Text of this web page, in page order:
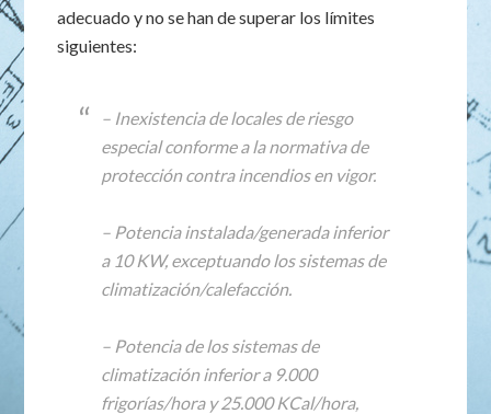
adecuado y no se han de superar los límites
siguientes:
– Inexistencia de locales de riesgo
especial conforme a la normativa de
protección contra incendios en vigor.
– Potencia instalada/generada inferior
a 10 KW, exceptuando los sistemas de
climatización/calefacción.
– Potencia de los sistemas de
climatización inferior a 9.000
frigorías/hora y 25.000 KCal/hora,